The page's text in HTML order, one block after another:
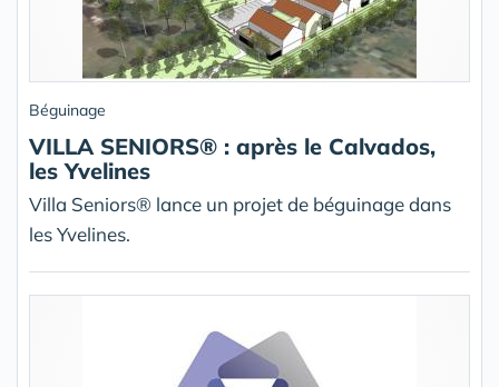
Béguinage
VILLA SENIORS® : après le Calvados,
les Yvelines
Villa Seniors® lance un projet de béguinage dans
les Yvelines.